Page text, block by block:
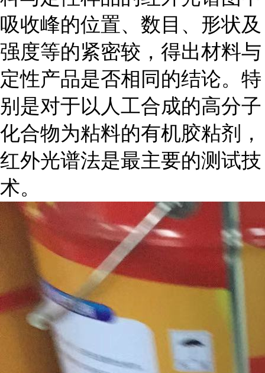
吸收峰的位置、数目、形状及
强度等的紧密较，得出材料与
定性产品是否相同的结论。特
别是对于以人工合成的高分子
化合物为粘料的有机胶粘剂，
红外光谱法是最主要的测试技
术。